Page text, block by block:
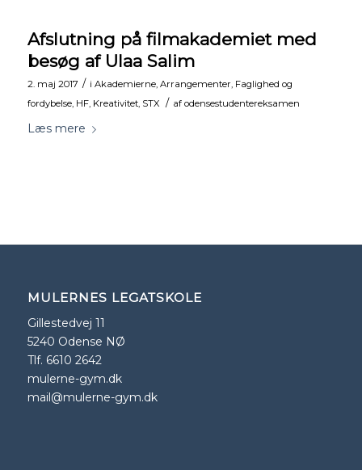
Afslutning på filmakademiet med
besøg af Ulaa Salim
2. maj 2017 / i Akademierne, Arrangementer, Faglighed og
fordybelse, HF, Kreativitet, STX / af odensestudentereksamen
Læs mere
MULERNES LEGATSKOLE
Gillestedvej 11
5240 Odense NØ
Tlf. 6610 2642
mulerne-gym.dk
mail@mulerne-gym.dk